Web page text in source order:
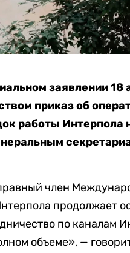
заявлении 18
приказ об
работы Интерпола
член
продолжает
по каналам
объеме», —